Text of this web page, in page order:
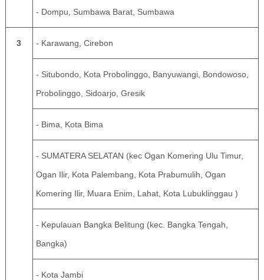
- Dompu, Sumbawa Barat, Sumbawa
3 - Karawang, Cirebon
- Situbondo, Kota Probolinggo, Banyuwangi, Bondowoso,
Probolinggo, Sidoarjo, Gresik
- Bima, Kota Bima
- SUMATERA SELATAN (kec Ogan Komering Ulu Timur,
Ogan Ilir, Kota Palembang, Kota Prabumulih, Ogan
Komering Ilir, Muara Enim, Lahat, Kota Lubuklinggau )
- Kepulauan Bangka Belitung (kec. Bangka Tengah,
Bangka)
- Kota Jambi